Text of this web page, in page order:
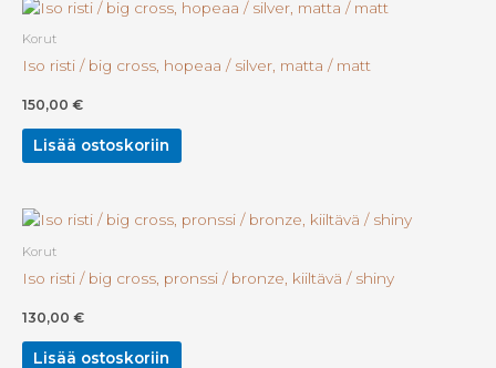
Korut
Iso risti / big cross, hopeaa / silver, matta / matt
150,00 €
Lisää ostoskoriin
Korut
Iso risti / big cross, pronssi / bronze, kiiltävä / shiny
130,00 €
Lisää ostoskoriin